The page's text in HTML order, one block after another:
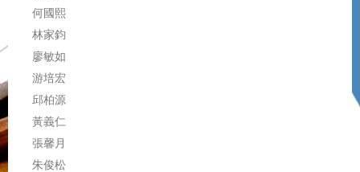
何國熙
林家鈞
廖敏如
游培宏
邱柏源
黃義仁
張馨月
朱俊松